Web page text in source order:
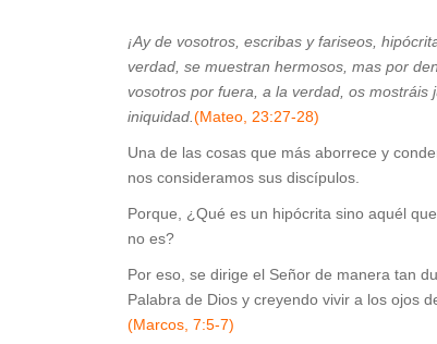
¡Ay de vosotros, escribas y fariseos,
verdad, se muestran hermosos, mas por
vosotros por fuera, a la verdad, os
iniquidad. (Mateo, 23:27-28)
Una de las cosas que más aborrece y
nos consideramos sus discípulos.
Porque, ¿Qué es un hipócrita sino aquél
no es?
Por eso, se dirige el Señor de manera tan
Palabra de Dios y creyendo vivir a los ojos
(Marcos, 7:5-7)